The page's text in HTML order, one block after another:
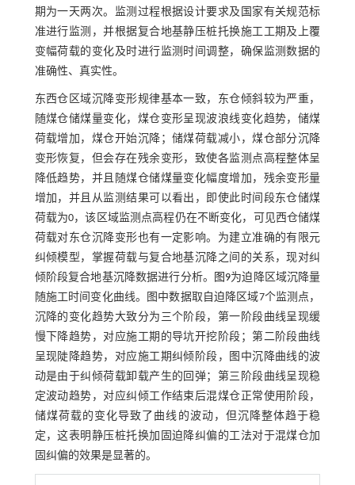
期为一天两次。监测过程根据设计要求及国家有关规范标
准进行监测，并根据复合地基静压桩托换施工工期及上覆
变幅荷载的变化及时进行监测时间调整，确保监测数据的
准确性、真实性。
东西仓区域沉降变形规律基本一致，东仓倾斜较为严重，
随煤仓储煤量变化，煤仓变形呈现波浪线变化趋势，储煤
荷载增加，煤仓开始沉降；储煤荷载减小，煤仓部分沉降
变形恢复，但会存在残余变形，致使各监测点高程整体呈
降低趋势，并且随煤仓储煤量变化幅度增加，残余变形量
增加，并且从监测结果可以看出，即使此时间段东仓储煤
荷载为0，该区域监测点高程仍在不断变化，可见西仓储煤
荷载对东仓沉降变形也有一定影响。为建立准确的有限元
纠倾模型，掌握荷载与复合地基沉降之间的关系，现对纠
倾阶段复合地基沉降数据进行分析。
图9为迫降区域沉降量
随施工时间变化曲线。图中数据取自迫降区域7个监测点，
沉降的变化趋势大致分为三个阶段，第一阶段曲线呈现缓
慢下降趋势，对应施工期的导坑开挖阶段；第二阶段曲线
呈现陡降趋势，对应施工期纠倾阶段，图中沉降曲线的波
动是由于纠倾荷载卸载产生的回弹；第三阶段曲线呈现稳
定波动趋势，对应纠倾工作结束后混煤仓正常使用阶段，
储煤荷载的变化导致了曲线的波动，但沉降整体趋于稳
定，这表明静压桩托换加固迫降纠偏的工法对于混煤仓加
固纠偏的效果是显著的。